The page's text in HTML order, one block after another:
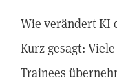
Wie verändert KI
Kurz gesagt:
Trainees